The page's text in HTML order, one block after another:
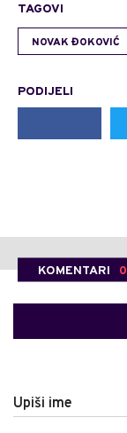
TAGOVI
NOVAK ĐOKOVIĆ
PODIJELI
KOMENTARI 0
Upiši ime